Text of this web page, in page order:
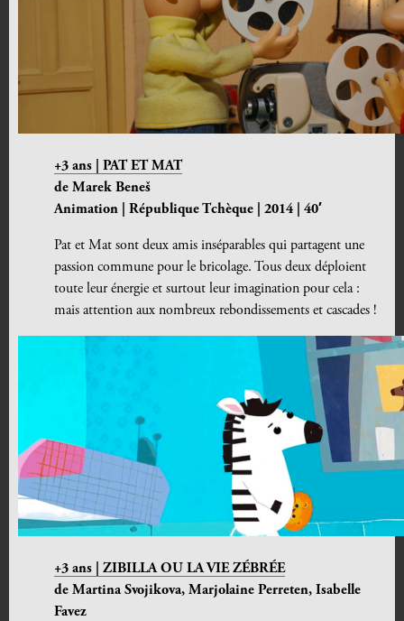
+3 ans | PAT ET MAT
de Marek Beneš
Animation | République Tchèque | 2014 | 40′
Pat et Mat sont deux amis inséparables qui partagent une
passion commune pour le bricolage. Tous deux déploient
toute leur énergie et surtout leur imagination pour cela :
mais attention aux nombreux rebondissements et cascades !
+3 ans | ZIBILLA OU LA VIE ZÉBRÉE
de Martina Svojikova, Marjolaine Perreten, Isabelle
Favez